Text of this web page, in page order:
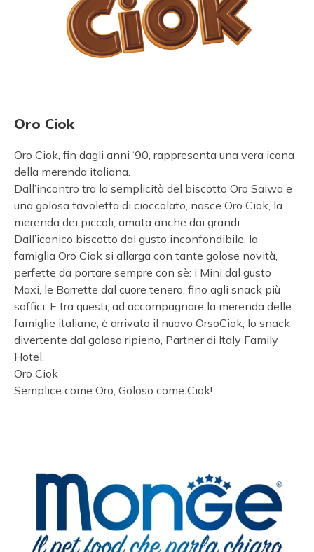
Oro Ciok
Oro Ciok, fin dagli anni ‘90, rappresenta una vera icona
della merenda italiana.
Dall’incontro tra la semplicità del biscotto Oro Saiwa e
una golosa tavoletta di cioccolato, nasce Oro Ciok, la
merenda dei piccoli, amata anche dai grandi.
Dall’iconico biscotto dal gusto inconfondibile, la
famiglia Oro Ciok si allarga con tante golose novità,
perfette da portare sempre con sè: i Mini dal gusto
Maxi, le Barrette dal cuore tenero, fino agli snack più
soffici. E tra questi, ad accompagnare la merenda delle
famiglie italiane, è arrivato il nuovo OrsoCiok, lo snack
divertente dal goloso ripieno, Partner di Italy Family
Hotel.
Oro Ciok
Semplice come Oro, Goloso come Ciok!